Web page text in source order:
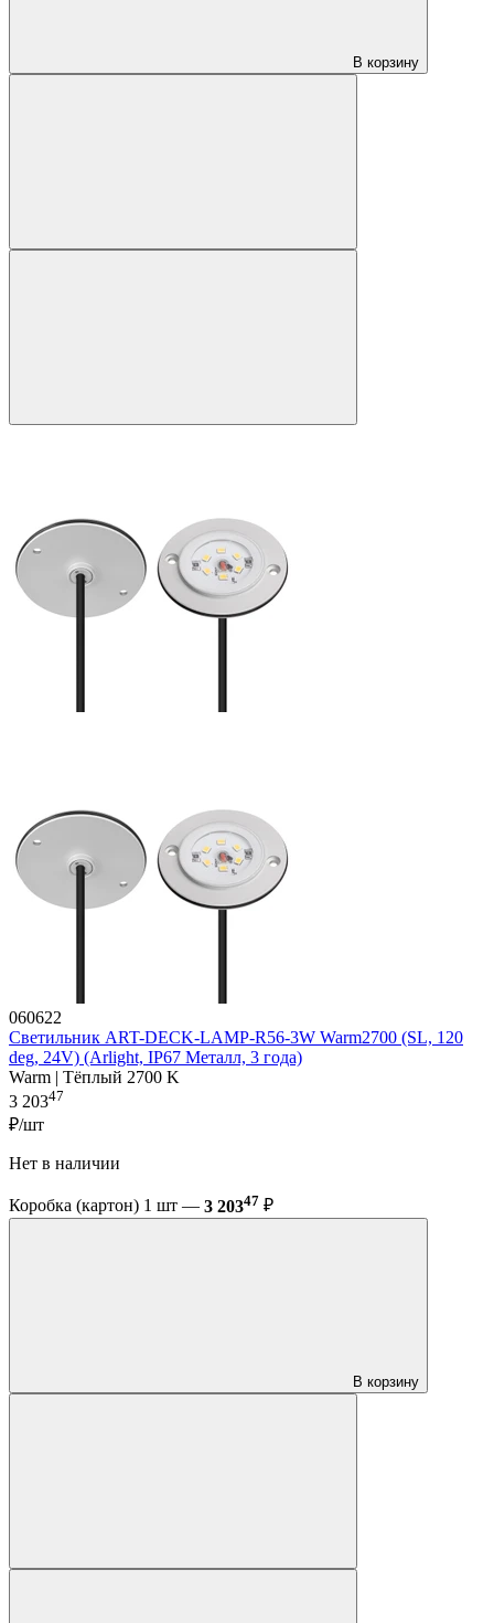
В корзину
060622
Светильник ART-DECK-LAMP-R56-3W Warm2700 (SL, 120
deg, 24V) (Arlight, IP67 Металл, 3 года)
Warm | Тёплый 2700 K
3 20347
₽/шт
Нет в наличии
Коробка (картон) 1 шт — 3 20347 ₽
В корзину